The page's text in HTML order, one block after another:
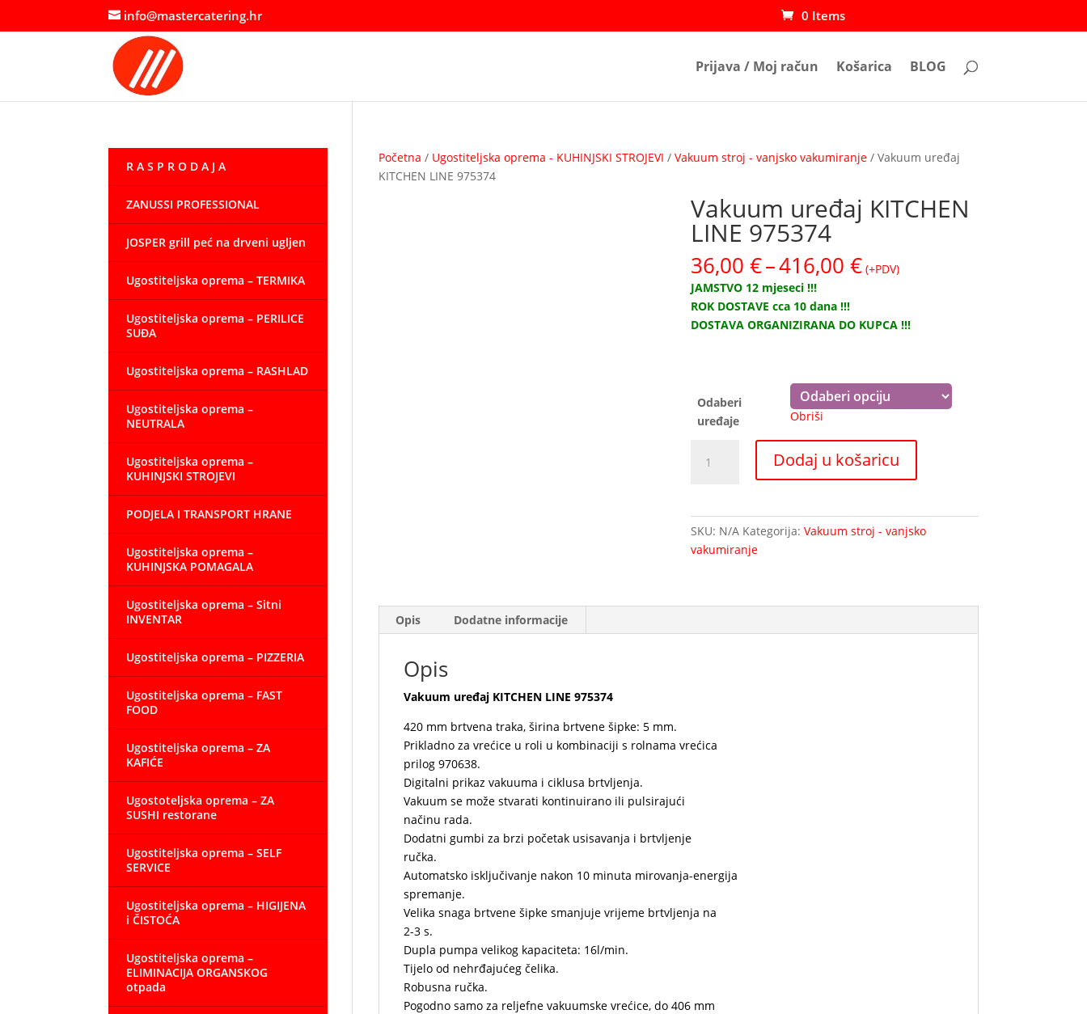
info@mastercatering.hr 0 Items
Prijava / Moj račun Košarica BLOG
Početna / Ugostiteljska oprema - KUHINJSKI STROJEVI / Vakuum stroj - vanjsko vakumiranje/ Vakuum uređaj
KITCHEN LINE 975374
Vakuum uređaj KITCHEN
LINE 975374
36,00 €–416,00 €Raspon
cijena:
36,00 €
do
(+PDV)
JAMSTVO 12 mjeseci !!!
ROK DOSTAVE cca 10 dana !!!
DOSTAVA ORGANIZIRANA DO KUPCA !!!
Odaberi
uređaje
Obriši
uređaj
Dodaj u košaricu
SKU: N/A Kategorija: Vakuum stroj - vanjsko
vakumiranje
Opis Dodatne informacije
Opis
Vakuum uređaj KITCHEN LINE 975374
420 mm brtvena traka, širina brtvene šipke: 5 mm.
Prikladno za vrećice u roli u kombinaciji s rolnama vrećica
prilog 970638.
Digitalni prikaz vakuuma i ciklusa brtvljenja.
Vakuum se može stvarati kontinuirano ili pulsirajući
načinu rada.
Dodatni gumbi za brzi početak usisavanja i brtvljenje
ručka.
Automatsko isključivanje nakon 10 minuta mirovanja-energija
spremanje.
Velika snaga brtvene šipke smanjuje vrijeme brtvljenja na
2-3 s.
Dupla pumpa velikog kapaciteta: 16l/min.
Tijelo od nehrđajućeg čelika.
Robusna ručka.
Pogodno samo za reljefne vakuumske vrećice, do 406 mm
R A S P R O D A J A
ZANUSSI PROFESSIONAL
JOSPER grill peć na drveni ugljen
Ugostiteljska oprema – TERMIKA
Ugostiteljska oprema – PERILICE
SUĐA
Ugostiteljska oprema – RASHLAD
Ugostiteljska oprema –
NEUTRALA
Ugostiteljska oprema –
KUHINJSKI STROJEVI
PODJELA I TRANSPORT HRANE
Ugostiteljska oprema –
KUHINJSKA POMAGALA
Ugostiteljska oprema – Sitni
INVENTAR
Ugostiteljska oprema – PIZZERIA
Ugostiteljska oprema – FAST
FOOD
Ugostiteljska oprema – ZA
KAFIĆE
Ugostoteljska oprema – ZA
SUSHI restorane
Ugostiteljska oprema – SELF
SERVICE
Ugostiteljska oprema – HIGIJENA
i ČISTOĆA
Ugostiteljska oprema –
ELIMINACIJA ORGANSKOG
otpada